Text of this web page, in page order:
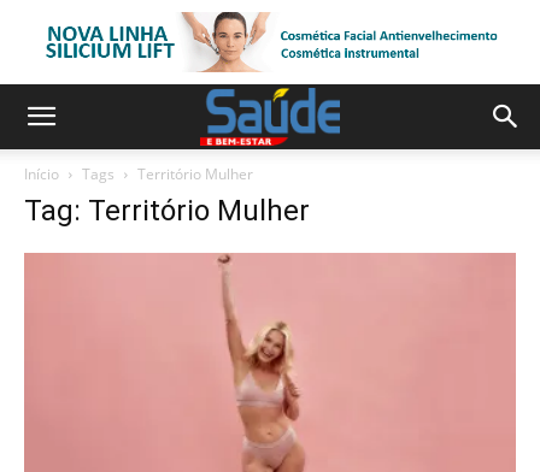
Início Tags Território Mulher
Tag: Território Mulher